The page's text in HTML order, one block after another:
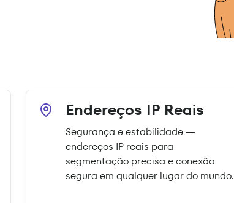
Endereços IP Reais
Segurança e estabilidade —
endereços IP reais para
segmentação precisa e conexão
segura em qualquer lugar do mundo.